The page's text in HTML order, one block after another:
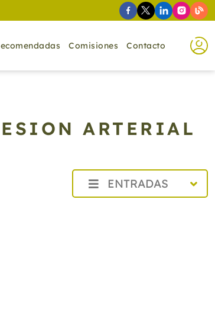
Comisiones Contacto
ARTERIAL
ENTRADAS